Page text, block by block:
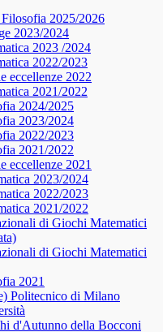
2025/2026
2023/2024
2023 /2024
2022/2023
eccellenze 2022
2021/2022
2024/2025
2023/2024
2022/2023
2021/2022
eccellenze 2021
2023/2024
2022/2023
2021/2022
di Giochi Matematici
di Giochi Matematici
2021
Politecnico di Milano
d'Autunno della Bocconi